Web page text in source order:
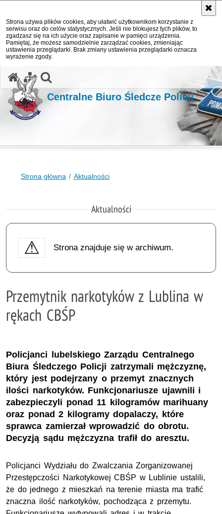
Strona używa plików cookies, aby ułatwić użytkownikom korzystanie z
serwisu oraz do celów statystycznych. Jeśli nie blokujesz tych plików, to
zgadzasz się na ich użycie oraz zapisanie w pamięci urządzenia.
Pamiętaj, że możesz samodzielnie zarządzać cookies, zmieniając
ustawienia przeglądarki. Brak zmiany ustawienia przeglądarki oznacza
wyrażenie zgody.
Centralne Biuro Śledcze Policji
Strona główna Aktualności
Aktualności
Strona znajduje się w archiwum.
Przemytnik narkotyków z Lublina w
rękach CBŚP
Policjanci lubelskiego Zarządu Centralnego
Biura Śledczego Policji zatrzymali mężczyznę,
który jest podejrzany o przemyt znacznych
ilości narkotyków. Funkcjonariusze ujawnili i
zabezpieczyli ponad 11 kilogramów marihuany
oraz ponad 2 kilogramy dopalaczy, które
sprawca zamierzał wprowadzić do obrotu.
Decyzją sądu mężczyzna trafił do aresztu.
Policjanci Wydziału do Zwalczania Zorganizowanej
Przestępczości Narkotykowej CBŚP w Lublinie ustalili,
że do jednego z mieszkań na terenie miasta ma trafić
znaczna ilość narkotyków, pochodząca z przemytu.